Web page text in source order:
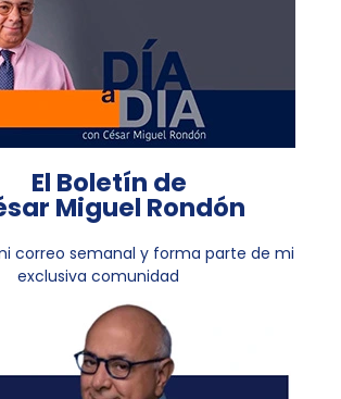
El Boletín de
Miguel Rondón
correo semanal y forma parte de mi
exclusiva comunidad